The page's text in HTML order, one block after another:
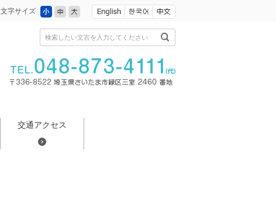
文字サイズ 小 中 大
検索したい文言を入力してください
交通アクセス